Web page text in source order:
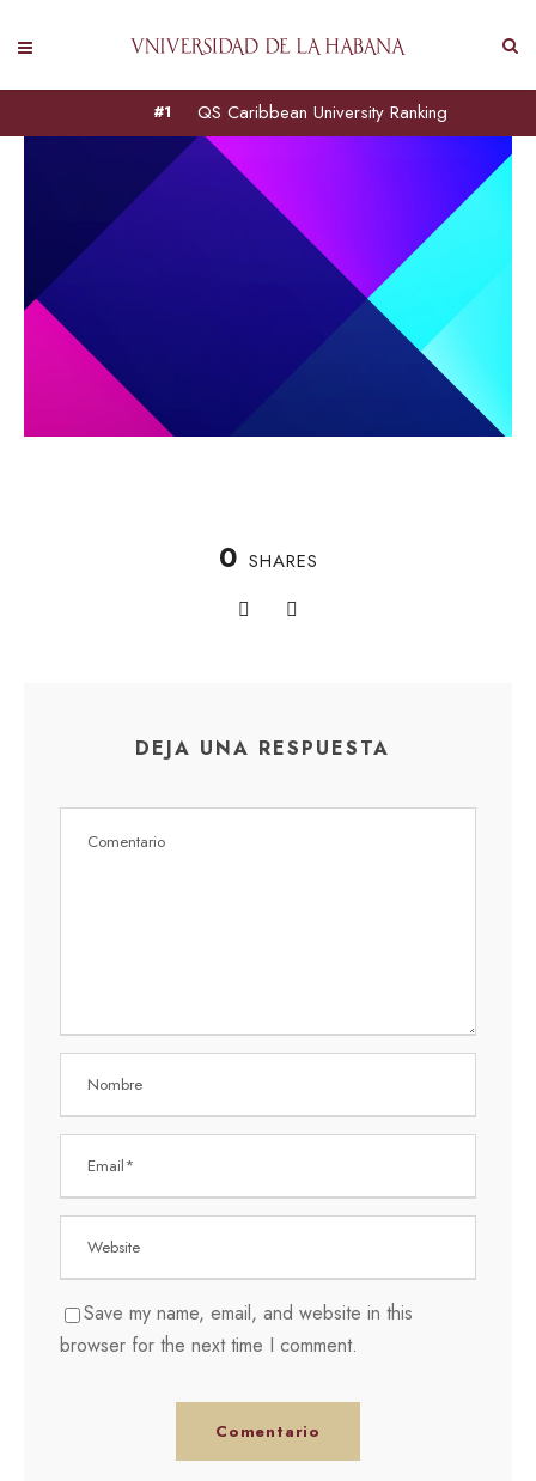
QS Caribbean University Ranking
#1
0 SHARES
DEJA UNA RESPUESTA
Save my name, email, and website in this
browser for the next time I comment.